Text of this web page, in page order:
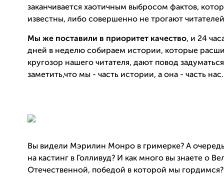
заканчивается хаотичным выбросом фактов,
известны, либо совершенно не трогают
Мы же поставили в приоритет качество, и 24
дней в неделю собираем истории, которые
кругозор нашего читателя, дают повод
заметить,что мы - часть истории, а она - часть нас.
Вы видели Мэрилин Монро в гримерке? А
на кастинг в Голливуд? И как много вы знаете о
Отечественной, победой в которой мы